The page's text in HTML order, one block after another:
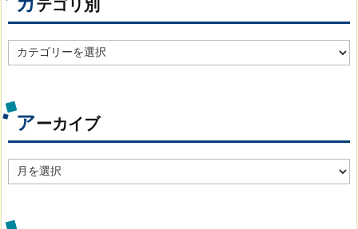
テゴリ別
テ
別
アーカイブ
ー
ブ